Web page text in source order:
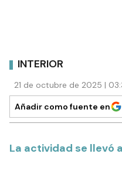
INTERIOR
21 de octubre de 2025 |
Añadir como fuente en
La actividad se llevó